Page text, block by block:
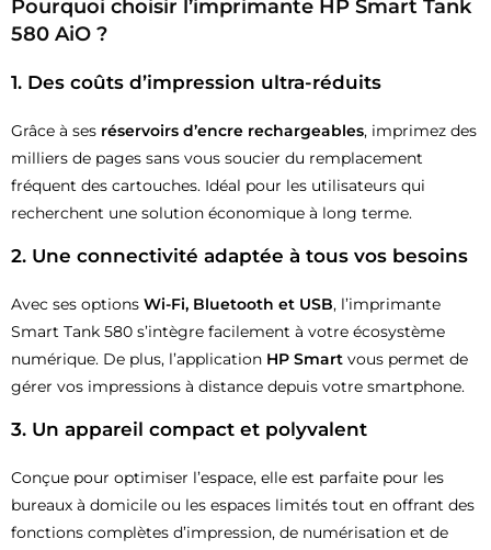
Pourquoi choisir l’imprimante HP Smart Tank
580 AiO ?
1. Des coûts d’impression ultra-réduits
Grâce à ses réservoirs d’encre rechargeables, imprimez des
milliers de pages sans vous soucier du remplacement
fréquent des cartouches. Idéal pour les utilisateurs qui
recherchent une solution économique à long terme.
2. Une connectivité adaptée à tous vos besoins
Avec ses options Wi-Fi, Bluetooth et USB, l’imprimante
Smart Tank 580 s’intègre facilement à votre écosystème
numérique. De plus, l’application HP Smart vous permet de
gérer vos impressions à distance depuis votre smartphone.
3. Un appareil compact et polyvalent
Conçue pour optimiser l’espace, elle est parfaite pour les
bureaux à domicile ou les espaces limités tout en offrant des
fonctions complètes d’impression, de numérisation et de